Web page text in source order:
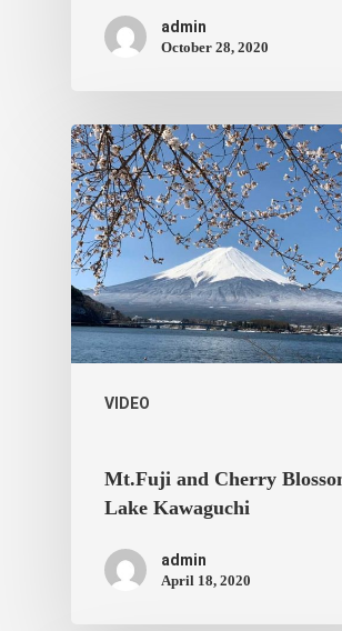
admin
October 28, 2020
VIDEO
Mt.Fuji and Cherry
Lake Kawaguchi
admin
April 18, 2020